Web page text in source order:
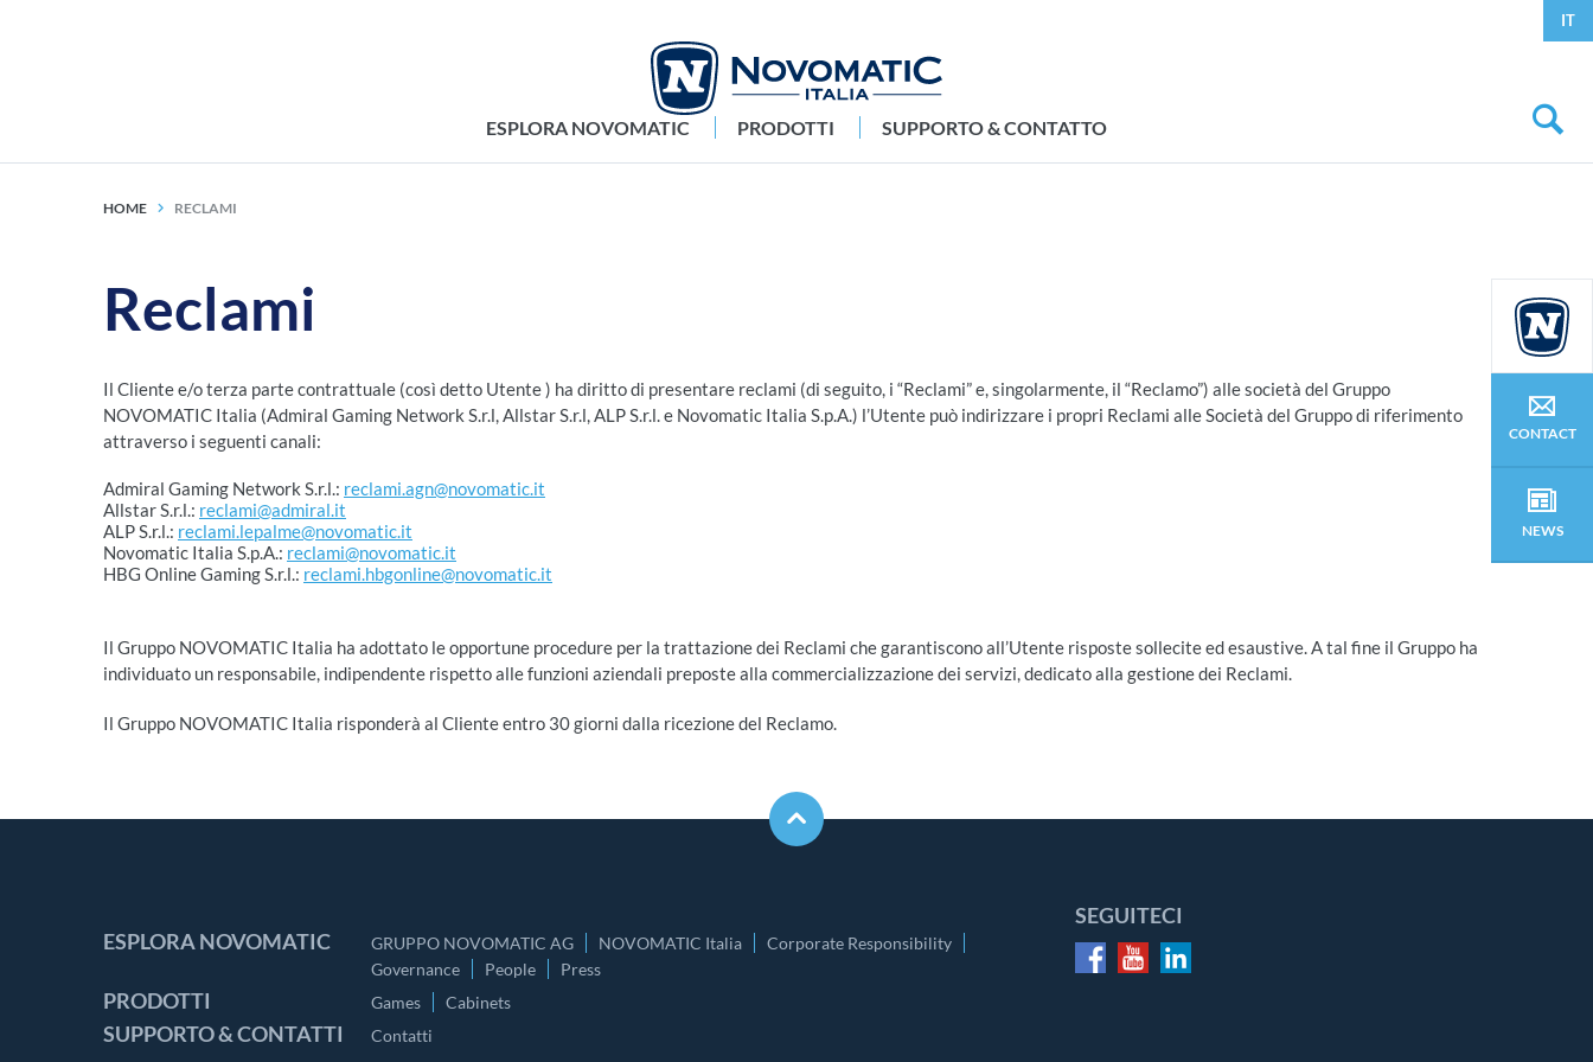
IT
ESPLORA NOVOMATIC PRODOTTI SUPPORTO & CONTATTO
HOME RECLAMI
Reclami
Il Cliente e/o terza parte contrattuale (così detto Utente ) ha diritto di presentare reclami (di seguito, i “Reclami” e, singolarmente, il “Reclamo”) alle società del Gruppo
NOVOMATIC Italia (Admiral Gaming Network S.r.l, Allstar S.r.l, ALP S.r.l. e Novomatic Italia S.p.A.) l’Utente può indirizzare i propri Reclami alle Società del Gruppo di riferimento
attraverso i seguenti canali:
Admiral Gaming Network S.r.l.: reclami.agn@novomatic.it
Allstar S.r.l.: reclami@admiral.it
ALP S.r.l.: reclami.lepalme@novomatic.it
Novomatic Italia S.p.A.: reclami@novomatic.it
HBG Online Gaming S.r.l.: reclami.hbgonline@novomatic.it
Il Gruppo NOVOMATIC Italia ha adottato le opportune procedure per la trattazione dei Reclami che garantiscono all’Utente risposte sollecite ed esaustive. A tal fine il Gruppo ha
individuato un responsabile, indipendente rispetto alle funzioni aziendali preposte alla commercializzazione dei servizi, dedicato alla gestione dei Reclami.
Il Gruppo NOVOMATIC Italia risponderà al Cliente entro 30 giorni dalla ricezione del Reclamo.
ESPLORA NOVOMATIC GRUPPO NOVOMATIC AG NOVOMATIC Italia
Corporate Responsibility
Governance
People Press
PRODOTTI Games Cabinets
SUPPORTO & CONTATTI Contatti
SEGUITECI
CONTACT
NEWS